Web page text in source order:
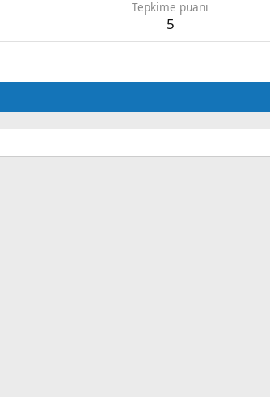
Tepkime puanı
5